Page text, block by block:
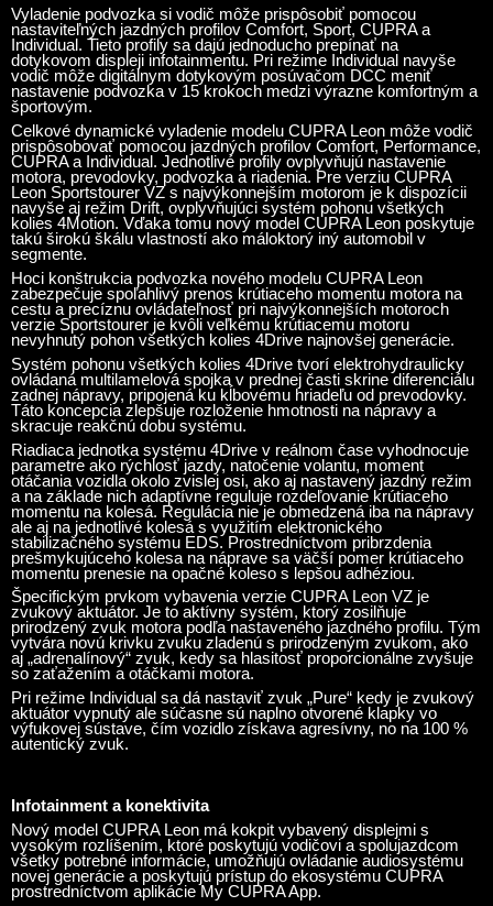
Vyladenie podvozka si vodič môže prispôsobiť pomocou
nastaviteľných jazdných profilov Comfort, Sport, CUPRA a
Individual. Tieto profily sa dajú jednoducho prepínať na
dotykovom displeji infotainmentu. Pri režime Individual navyše
vodič môže digitálnym dotykovým posúvačom DCC meniť
nastavenie podvozka v 15 krokoch medzi výrazne komfortným a
športovým.
Celkové dynamické vyladenie modelu CUPRA Leon môže vodič
prispôsobovať pomocou jazdných profilov Comfort, Performance,
CUPRA a Individual. Jednotlivé profily ovplyvňujú nastavenie
motora, prevodovky, podvozka a riadenia. Pre verziu CUPRA
Leon Sportstourer VZ s najvýkonnejším motorom je k dispozícii
navyše aj režim Drift, ovplyvňujúci systém pohonu všetkých
kolies 4Motion. Vďaka tomu nový model CUPRA Leon poskytuje
takú širokú škálu vlastností ako máloktorý iný automobil v
segmente.
Hoci konštrukcia podvozka nového modelu CUPRA Leon
zabezpečuje spoľahlivý prenos krútiaceho momentu motora na
cestu a precíznu ovládateľnosť pri najvýkonnejších motoroch
verzie Sportstourer je kvôli veľkému krútiacemu motoru
nevyhnutý pohon všetkých kolies 4Drive najnovšej generácie.
Systém pohonu všetkých kolies 4Drive tvorí elektrohydraulicky
ovládaná multilamelová spojka v prednej časti skrine diferenciálu
zadnej nápravy, pripojená ku kĺbovému hriadeľu od prevodovky.
Táto koncepcia zlepšuje rozloženie hmotnosti na nápravy a
skracuje reakčnú dobu systému.
Riadiaca jednotka systému 4Drive v reálnom čase vyhodnocuje
parametre ako rýchlosť jazdy, natočenie volantu, moment
otáčania vozidla okolo zvislej osi, ako aj nastavený jazdný režim
a na základe nich adaptívne reguluje rozdeľovanie krútiaceho
momentu na kolesá. Regulácia nie je obmedzená iba na nápravy
ale aj na jednotlivé kolesá s využitím elektronického
stabilizačného systému EDS. Prostredníctvom pribrzdenia
prešmykujúceho kolesa na náprave sa väčší pomer krútiaceho
momentu prenesie na opačné koleso s lepšou adhéziou.
Špecifickým prvkom vybavenia verzie CUPRA Leon VZ je
zvukový aktuátor. Je to aktívny systém, ktorý zosilňuje
prirodzený zvuk motora podľa nastaveného jazdného profilu. Tým
vytvára novú krivku zvuku zladenú s prirodzeným zvukom, ako
aj „adrenalínový“ zvuk, kedy sa hlasitosť proporcionálne zvyšuje
so zaťažením a otáčkami motora.
Pri režime Individual sa dá nastaviť zvuk „Pure“ kedy je zvukový
aktuátor vypnutý ale súčasne sú naplno otvorené klapky vo
výfukovej sústave, čím vozidlo získava agresívny, no na 100 %
autentický zvuk.
Infotainment a konektivita
Nový model CUPRA Leon má kokpit vybavený displejmi s
vysokým rozlíšením, ktoré poskytujú vodičovi a spolujazdcom
všetky potrebné informácie, umožňujú ovládanie audiosystému
novej generácie a poskytujú prístup do ekosystému CUPRA
prostredníctvom aplikácie My CUPRA App.